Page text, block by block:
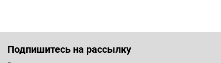
Подпишитесь на рассылку